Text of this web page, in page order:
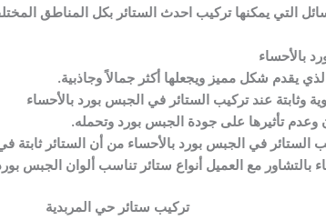
التي يمكنها تركيب احدث الستائر بكل المناطق
بالأحساء
يقدم شكل مميز ويجعلها أكثر جمالاً وجاذبية.
وثابتة عند تركيب الستائر في الجبس بورد بالأحساء
وعدم تأثيرها على جودة الجبس بورد وتحمله.
الستائر في الجبس بورد بالأحساء من أن الستائر
بالتشاور مع العميل أنواع ستائر تناسب ألوان الجبس
تركيب ستائر حي المربدية